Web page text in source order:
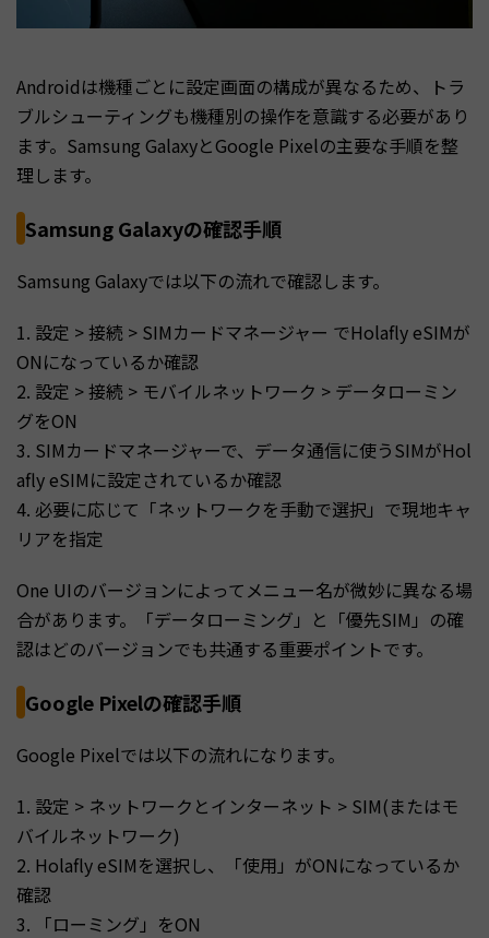
Androidは機種ごとに設定画面の構成が異なるため、トラ
ブルシューティングも機種別の操作を意識する必要があり
ます。Samsung GalaxyとGoogle Pixelの主要な手順を整
理します。
Samsung Galaxyの確認手順
Samsung Galaxyでは以下の流れで確認します。
1. 設定 > 接続 > SIMカードマネージャー でHolafly eSIMが
ONになっているか確認
2. 設定 > 接続 > モバイルネットワーク > データローミン
グをON
3. SIMカードマネージャーで、データ通信に使うSIMがHol
afly eSIMに設定されているか確認
4. 必要に応じて「ネットワークを手動で選択」で現地キャ
リアを指定
One UIのバージョンによってメニュー名が微妙に異なる場
合があります。「データローミング」と「優先SIM」の確
認はどのバージョンでも共通する重要ポイントです。
Google Pixelの確認手順
Google Pixelでは以下の流れになります。
1. 設定 > ネットワークとインターネット > SIM(またはモ
バイルネットワーク)
2. Holafly eSIMを選択し、「使用」がONになっているか
確認
3. 「ローミング」をON